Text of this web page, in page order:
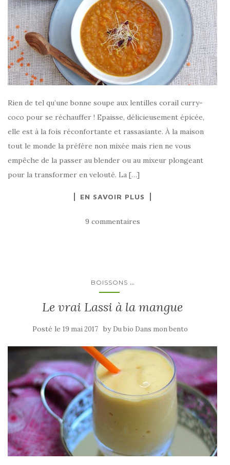
Rien de tel qu’une bonne soupe aux lentilles corail curry-
coco pour se réchauffer ! Epaisse, délicieusement épicée,
elle est à la fois réconfortante et rassasiante. À la maison
tout le monde la préfère non mixée mais rien ne vous
empêche de la passer au blender ou au mixeur plongeant
pour la transformer en velouté. La […]
EN SAVOIR PLUS
9 commentaires
BOISSONS ...
Le vrai Lassi à la mangue
Posté le 19 mai 2017 by Du bio Dans mon bento